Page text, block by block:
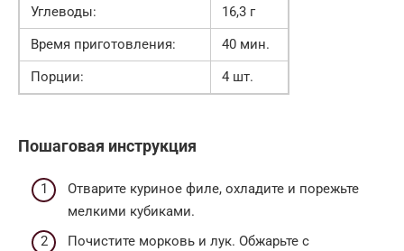
Углеводы:
16,3 г
Время приготовления:
40 мин.
Порции:
4 шт.
Пошаговая инструкция
Отварите куриное филе, охладите и порежьте
мелкими кубиками.
Почистите морковь и лук. Обжарьте с